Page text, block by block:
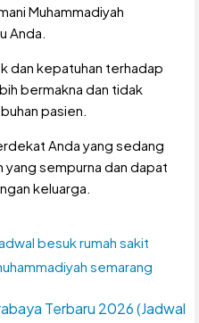
Muhammadiyah
Anda.
dan kepatuhan terhadap
bermakna dan tidak
pasien.
Anda yang sedang
sempurna dan dapat
keluarga.
besuk rumah sakit
semarang
Terbaru 2026 (Jadwal